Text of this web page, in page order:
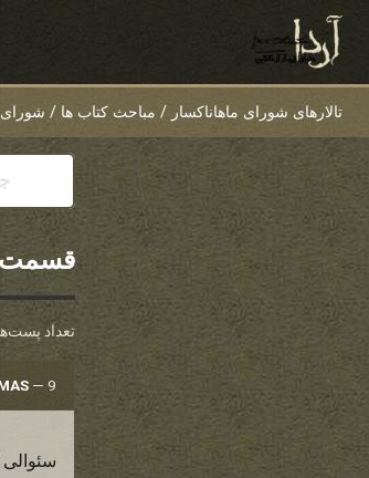
تالارهای شورای ماهاناکسار / مباحث کتاب ها / شورای
قسمت
تعداد پست‌ها:
— 9 دی 1387 — ساعت 19:24
سئوالی